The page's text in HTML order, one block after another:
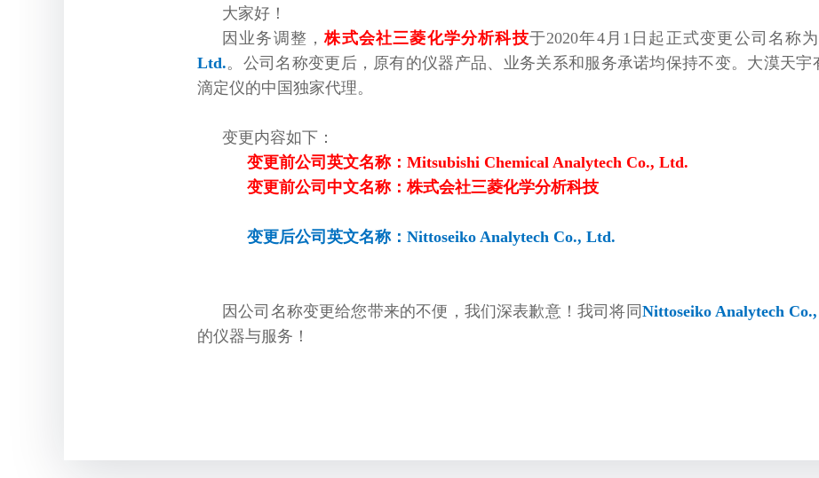
大家好！
因业务调整 ，株式会社三菱化学分析科技于2020年4月1日起正式变更公司名称为
Ltd.。公司名称变更后，原有的仪器产品、业务关系和服务承诺均保持不变。大漠天宇
滴定仪的中国独家代理。
变更内容如下：
变更前公司英文名称： Mitsubishi Chemical Analytech Co., Ltd.
变更前公司中文名称：株式会社三菱化学分析科技
变更后公司英文名称：Nittoseiko Analytech Co., Ltd.
因公司名称变更给您带来的不便，我们深表歉意！我司将同 Nittoseiko Analytech
的仪器与服务！